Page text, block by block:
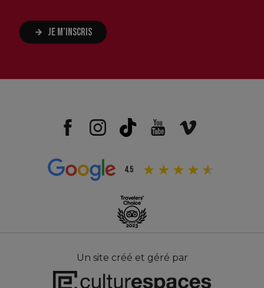
JE M’INSCRIS
4.5
Un site créé et géré par